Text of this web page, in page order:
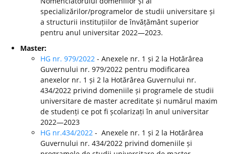
specializărilor/programelor de studii universitare și
a structurii instituțiilor de învățământ superior
pentru anul universitar 2022—2023.
Master:
HG nr. 979/2022 - Anexele nr. 1 și 2 la Hotărârea
Guvernului nr. 979/2022 pentru modificarea
anexelor nr. 1 și 2 la Hotărârea Guvernului nr.
434/2022 privind domeniile și programele de studii
universitare de master acreditate și numărul maxim
de studenți ce pot fi școlarizați în anul universitar
2022—2023
HG nr.434/2022 - Anexele nr. 1 și 2 la Hotărârea
Guvernului nr. 434/2022 privind domeniile și